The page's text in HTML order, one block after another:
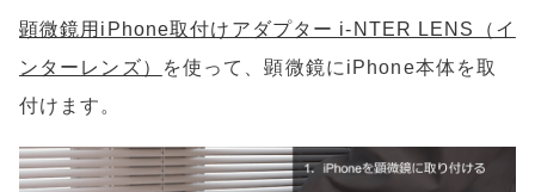
顕微鏡用iPhone取付けアダプター i-NTER LENS（イ
ンターレンズ）
を使って、顕微鏡にiPhone本体を取
付けます。